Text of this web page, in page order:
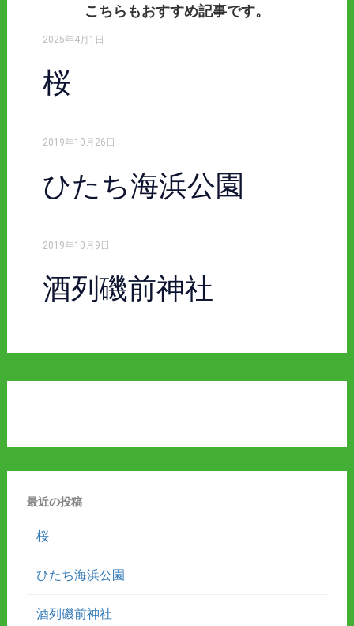
こちらもおすすめ記事です。
2025年4月1日
桜
2019年10月26日
ひたち海浜公園
2019年10月9日
酒列磯前神社
最近の投稿
桜
ひたち海浜公園
酒列磯前神社